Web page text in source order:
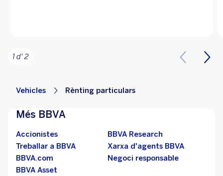
1 d' 2
Vehicles Rènting particulars
Més BBVA
Accionistes
BBVA Research
Treballar a BBVA
Xarxa d'agents BBVA
BBVA.com
Negoci responsable
BBVA Asset